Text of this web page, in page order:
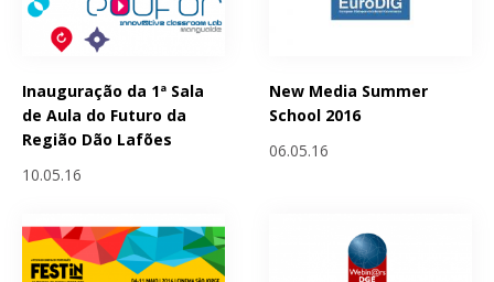
Inauguração da 1ª Sala
de Aula do Futuro da
Região Dão Lafões
10.05.16
New Media Summer
School 2016
06.05.16